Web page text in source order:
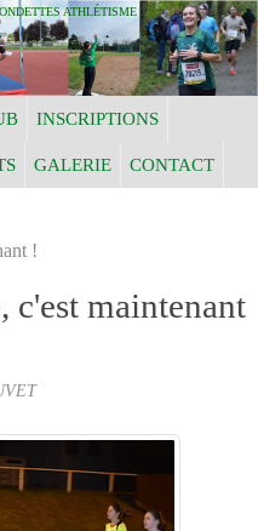
ATHLÉTISME
INSCRIPTIONS
GALERIE CONTACT
!
c'est maintenant